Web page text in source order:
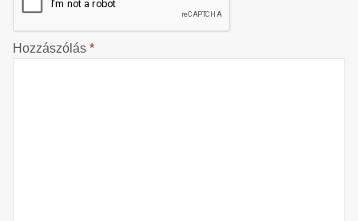
Hozzászólás *